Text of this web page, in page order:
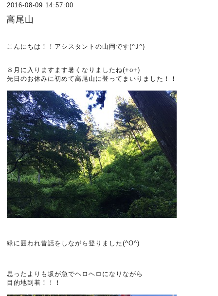
2016-08-09 14:57:00
高尾山
こんにちは！！アシスタントの山岡です(^J^)
８月に入りますます暑くなりましたね(+o+)
先日のお休みに初めて高尾山に登ってまいりました！！
緑に囲われ昔話をしながら登りました(^O^)
思ったよりも坂が急でヘロヘロになりながら
目的地到着！！！